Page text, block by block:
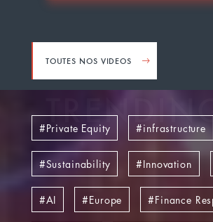
TOUTES NOS VIDEOS
TRENDING
Private Equity infrastructure
Sustainability Innovation
AI Europe Finance